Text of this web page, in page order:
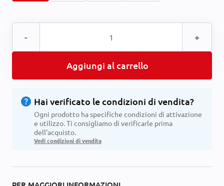
- +
Aggiungi al carrello
help Hai verificato le condizioni di vendita?
Ogni prodotto ha specifiche condizioni di attivazione
e utilizzo. Ti consigliamo di verificarle prima
dell'acquisto.
Vedi condizioni di vendita